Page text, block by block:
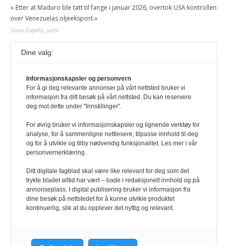
« Etter at Maduro ble tatt til fange i januar 2026, overtok USA kontrollen
over Venezuelas oljeeksport.»
Sonia Zapata, jurist
117,8 millioner er på flukt, en nedgang fra forrige
1. august 2026
Ville ha tilsvart verdens trettende største land i folketall. For å lese
denne må du ha abonnement Logg inn her Ny abonnent? Velg
også egne abonnementer for biblioteker og bedrifter.
Redaksjonen
Dine valg:
Informasjonskapsler og personvern
For å gi deg relevante annonser på vårt nettsted bruker vi
informasjon fra ditt besøk på vårt nettsted. Du kan reservere
deg mot dette under "Innstillinger".
For øvrig bruker vi informasjonskapsler og lignende verktøy for
analyse, for å sammenligne nettlesere, tilpasse innhold til deg
og for å utvikle og tilby nødvendig funksjonalitet. Les mer i vår
personvernerklæring.
Ditt digitale fagblad skal være like relevant for deg som det
trykte bladet alltid har vært – bade i redaksjonelt innhold og på
annonseplass. I digital publisering bruker vi informasjon fra
dine besøk på nettstedet for å kunne utvikle produktet
kontinuerlig, slik at du opplever det nyttig og relevant.